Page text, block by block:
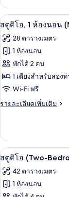
เกี่ยว
กับ
สตู
โอ
(Cozy)
เปิด
ภาพถ่าย
ทั้งหมด
ของ
สตู
ดิโอ,
1
(Metro)
6
สตูดิโอ, 1 ห้องนอน
28 ตารางเมตร
1 ห้องนอน
พักได้ 2 คน
1 เตียงสำหรับสอง
Wi-Fi ฟรี
รายละเอียดเพิ่มเติม
ราย
เกี่ยว
กับ
สตู
โอ,
เปิด
ภาพถ่าย
ทั้งหมด
7
สตูดิโอ (Two-
42 ตารางเมตร
1 ห้องนอน